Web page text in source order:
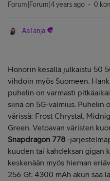
Forum|Forum|4 years ago 0
AaTanja
Honorin kesällä julkaistu 50
vihdoin myös Suomeen.
puhelin on varmasti
siinä on 5G-valmius. Puhelin
värissä: Frost Chrystal,
Green. Vetoavan väristen
Snapdragon 778-
kuuden tai kahdeksan gigan
keskenään myös hieman
256 Gt. 4300 mAh akun saa